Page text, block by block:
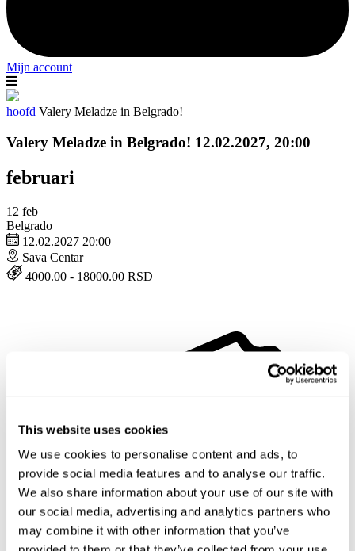
This website uses cookies
We use cookies to personalise content and ads, to
provide social media features and to analyse our traffic.
We also share information about your use of our site with
our social media, advertising and analytics partners who
may combine it with other information that you’ve
Mijn account
hoofd Valery Meladze in Belgrado!
Valery Meladze in Belgrado! 12.02.2027, 20:00
februari
12 feb
Belgrado
12.02.2027 20:00
Sava Centar
4000.00 - 18000.00 RSD